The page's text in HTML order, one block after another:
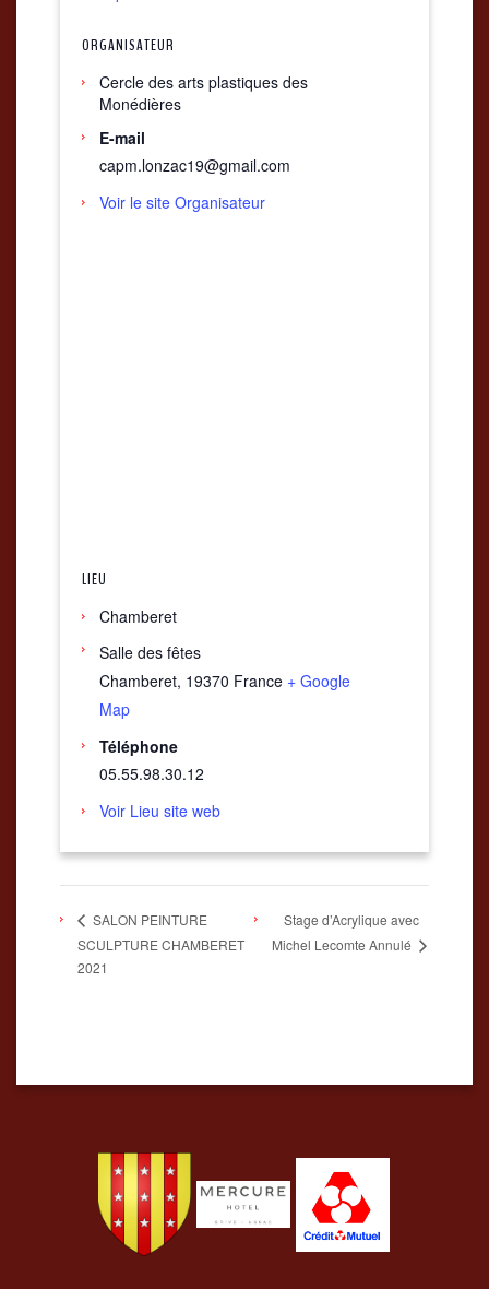
ORGANISATEUR
Cercle des arts plastiques des
Monédières
E-mail
capm.lonzac19@gmail.com
Voir le site Organisateur
LIEU
Chamberet
Salle des fêtes
Chamberet, 19370 France + Google
Map
Téléphone
05.55.98.30.12
Voir Lieu site web
SALON PEINTURE
SCULPTURE CHAMBERET
2021
Stage d’Acrylique avec
Michel Lecomte Annulé